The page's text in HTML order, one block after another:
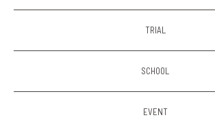
TRIAL
SCHOOL
EVENT